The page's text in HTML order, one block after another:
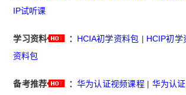
IP试听课
学习资料 ： HCIA初学资料包 | HCIP初学
资料包
备考推荐 ： 华为认证视频课程| 华为认